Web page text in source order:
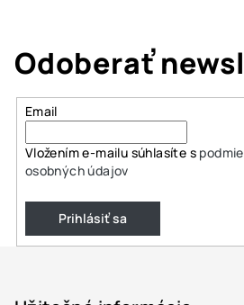
Odoberať
Email
Vložením e-mailu súhlasíte s
osobných údajov
Prihlásiť sa